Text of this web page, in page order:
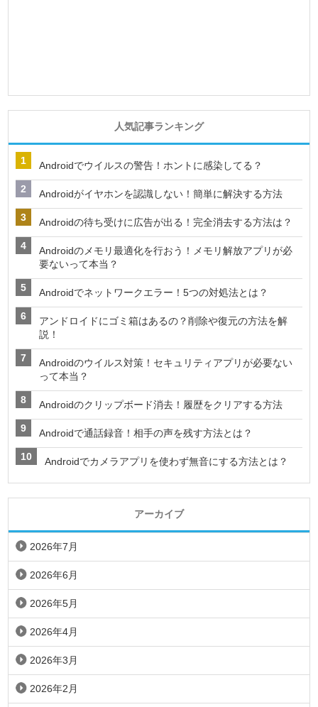
人気記事ランキング
Androidでウイルスの警告！ホントに感染してる？
Androidがイヤホンを認識しない！簡単に解決する方法
Androidの待ち受けに広告が出る！完全消去する方法は？
Androidのメモリ最適化を行おう！メモリ解放アプリが必
要ないって本当？
Androidでネットワークエラー！5つの対処法とは？
アンドロイドにゴミ箱はあるの？削除や復元の方法を解
説！
Androidのウイルス対策！セキュリティアプリが必要ない
って本当？
Androidのクリップボード消去！履歴をクリアする方法
Androidで通話録音！相手の声を残す方法とは？
Androidでカメラアプリを使わず無音にする方法とは？
アーカイブ
2026年7月
2026年6月
2026年5月
2026年4月
2026年3月
2026年2月